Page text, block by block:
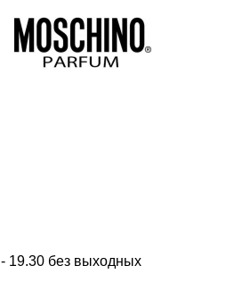
19.30 без выходных